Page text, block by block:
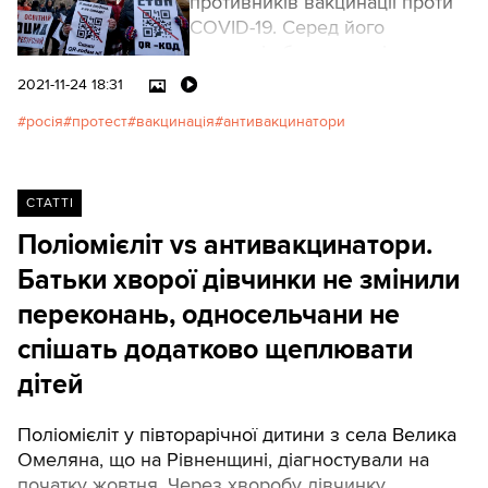
COVID-19. Серед його
плакатами «Стоп QR-код»,
потрапляєш на сайт російської
2021-11-24 18:31
росія протест вакцинація антивакцинатори
СТАТТІ
Поліомієліт vs антивакцинатори.
Батьки хворої дівчинки не змінили
переконань, односельчани не
спішать додатково щеплювати
дітей
Поліомієліт у півторарічної дитини з села Велика
Омеляна, що на Рівненщині, діагностували на